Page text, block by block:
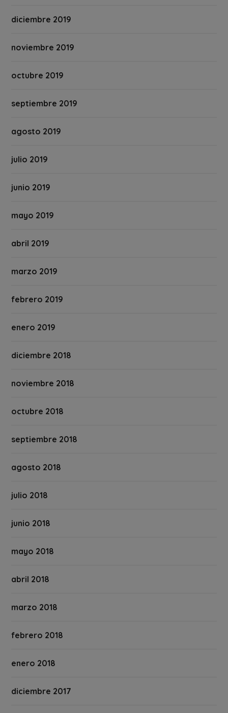
diciembre 2019
noviembre 2019
octubre 2019
septiembre 2019
agosto 2019
julio 2019
junio 2019
mayo 2019
abril 2019
marzo 2019
febrero 2019
enero 2019
diciembre 2018
noviembre 2018
octubre 2018
septiembre 2018
agosto 2018
julio 2018
junio 2018
mayo 2018
abril 2018
marzo 2018
febrero 2018
enero 2018
diciembre 2017